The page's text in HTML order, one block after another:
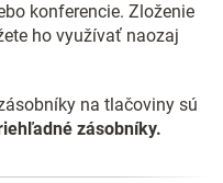
konferencie. Zloženie
ho využívať naozaj
na tlačoviny sú
zásobníky.